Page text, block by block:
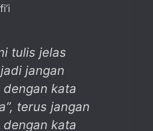
tulis jelas
jangan
kata
terus jangan
kata